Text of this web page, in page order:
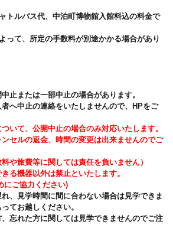
トルバス代、中泊町博物館入館料込の料金で
って、所定の手数料が別途かかる場合があり
止または一部中止の場合があります。
へ中止の連絡をいたしませんので、HPをご
いて、公開中止の場合のみ対応いたします。
セルの返金、時間の変更は出来ませんのでご
や旅費等に関しては責任を負いません）
る機器以外は禁止といたします。
にご協力ください)
れ、見学時間に間に合わない場合は見学できま
てお越しください。
、忘れた方に関しては見学できませんのでご注